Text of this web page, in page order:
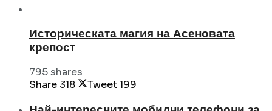
Историческата магия на Асеновата
крепост
795 shares
Share 318 Tweet199